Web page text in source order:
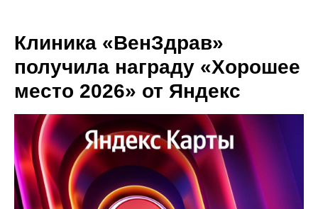
Клиника «ВенЗдрав»
получила награду «Хорошее
место 2026» от Яндекс